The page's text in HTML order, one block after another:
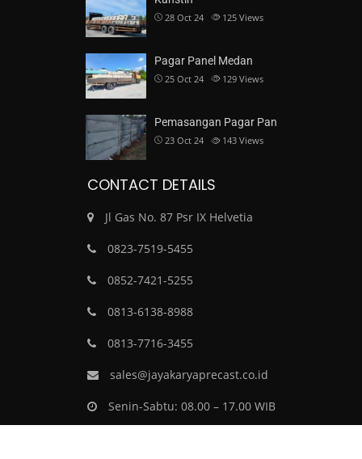
28 Oct 24 125 Views
Pagar Panel Medan
25 Oct 24 129 Views
Pemasangan Pagar Pan
23 Oct 24 143 Views
CONTACT DETAILS
Jl Gas No. 87 Psr IX Helvetia
0823-7519-5455
0852-7421-5255
0813-6138-8988
0813-7716-3455
sales@jayakaryaprecast.co.id
Senin-Sabtu: 08.00 – 17.00 WIB